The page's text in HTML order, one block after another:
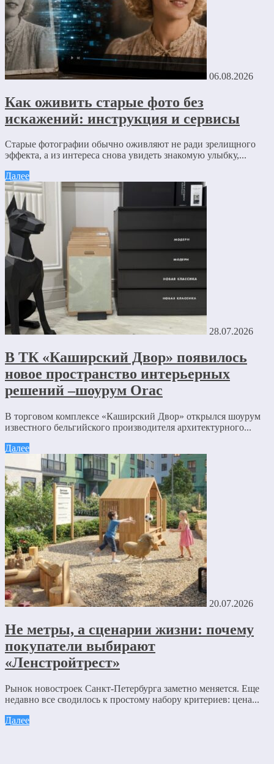
06.08.2026
Как оживить старые фото без
искажений: инструкция и сервисы
Старые фотографии обычно оживляют не ради зрелищного
эффекта, а из интереса снова увидеть знакомую улыбку,...
Далее
28.07.2026
В ТК «Каширский Двор» появилось
новое пространство интерьерных
решений –шоурум Orac
В торговом комплексе «Каширский Двор» открылся шоурум
известного бельгийского производителя архитектурного...
Далее
20.07.2026
Не метры, а сценарии жизни: почему
покупатели выбирают
«Ленстройтрест»
Рынок новостроек Санкт-Петербурга заметно меняется. Еще
недавно все сводилось к простому набору критериев: цена...
Далее